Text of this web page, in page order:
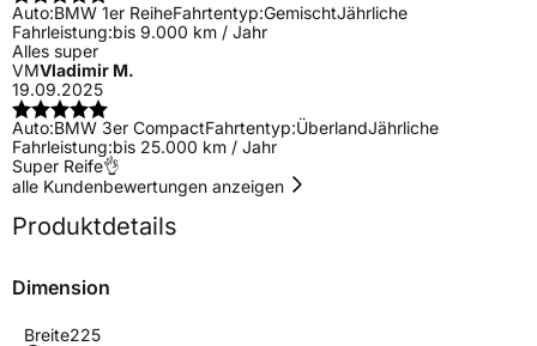
Auto:BMW 1er ReiheFahrtentyp:GemischtJährliche
Fahrleistung:bis 9.000 km / Jahr
Alles super
VMVladimir M.
19.09.2025
Auto:BMW 3er CompactFahrtentyp:ÜberlandJährliche
Fahrleistung:bis 25.000 km / Jahr
Super Reife👌
alle Kundenbewertungen anzeigen
Produktdetails
Dimension
Breite225